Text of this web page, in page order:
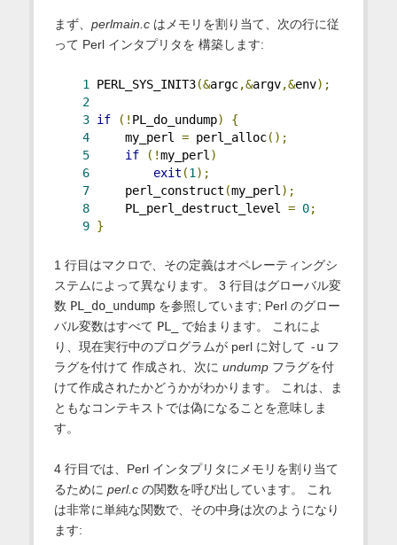
まず、 perlmain.cはメモリを割り当て、次の行に従
って Perl インタプリタを 構築します:
1 PERL_SYS_INIT3(&argc,&argv,&env);
2
3 if (! PL_do_undump)
{
4 my_perl = perl_alloc();
5
if (!my_perl )
6
exit (1 );
7 perl_construct (my_perl );
8 PL_perl_destruct_level = 0;
9 }
1 行目はマクロで、その定義はオペレーティングシ
ステムによって異なります。 3 行目はグローバル変
数 PL_do_undumpを参照しています; Perl のグロー
バル変数はすべて PL_
で始まります。 これによ
り、現在実行中のプログラムが perl に対して -uフ
ラグを付けて 作成され、次に undumpフラグを付
けて作成されたかどうかがわかります。 これは、ま
ともなコンテキストでは偽になることを意味しま
す。
4 行目では、Perl インタプリタにメモリを割り当て
るために perl.cの関数を呼び出しています。 これ
は非常に単純な関数で、その中身は次のようになり
ます: